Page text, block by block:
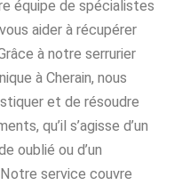
équipe de spécialistes
aider à récupérer
à notre serrurier
à Cherain, nous
et de résoudre
qu’il s’agisse d’un
oublié ou d’un
service couvre